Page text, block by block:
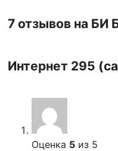
7 отзывов на БИ
Интернет 295
Оценка 5 из 5